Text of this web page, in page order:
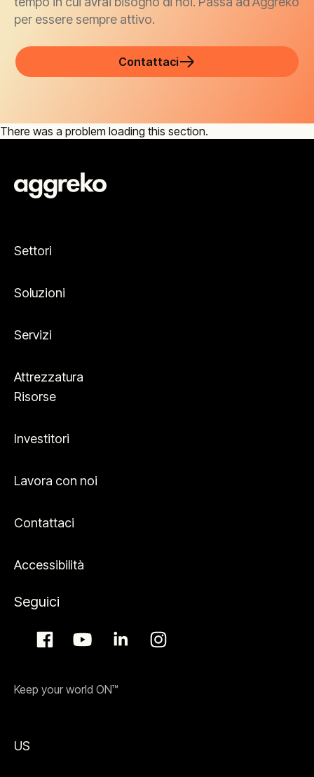
per essere sempre attivo.
Contattaci
There was a problem loading this section.
Settori
Soluzioni
Servizi
Attrezzatura
Risorse
Investitori
Lavora con noi
Contattaci
Accessibilità
Seguici
Keep your world ON™
US